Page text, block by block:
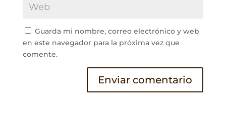
Guarda mi nombre, correo electrónico y web
en este navegador para la próxima vez que
comente.